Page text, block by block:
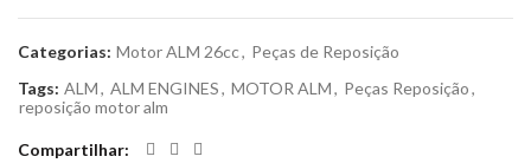
Categorias: Motor ALM 26cc, Peças de Reposição
Tags: ALM, ALM ENGINES, MOTOR ALM, Peças Reposição,
reposição motor alm
Compartilhar